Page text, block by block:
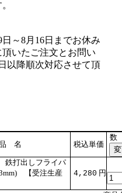
～8月16日までお休み
いたご注文とお問い
以降順次対応させて頂
名 税込単価
数
鉄打出しフライパ
【受注生産
4,280 円